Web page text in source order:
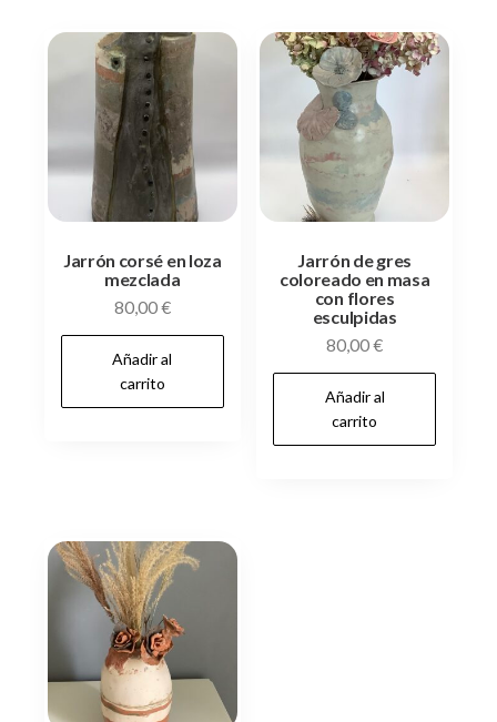
Jarrón corsé en loza
mezclada
80,00€
Añadir al
carrito
Jarrón de gres
coloreado en masa
con flores
esculpidas
80,00€
Añadir al
carrito